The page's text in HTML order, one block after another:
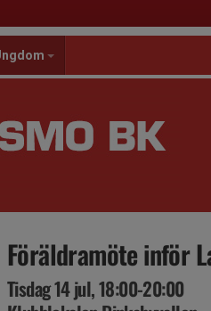
Föräldramöte inför
Tisdag 14 jul, 18:00-20:00